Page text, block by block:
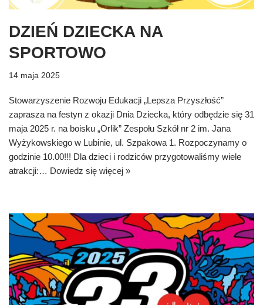
DZIEŃ DZIECKA NA
SPORTOWO
14 maja 2025
Stowarzyszenie Rozwoju Edukacji „Lepsza Przyszłość”
zaprasza na festyn z okazji Dnia Dziecka, który odbędzie się 31
maja 2025 r. na boisku „Orlik” Zespołu Szkół nr 2 im. Jana
Wyżykowskiego w Lubinie, ul. Szpakowa 1. Rozpoczynamy o
godzinie 10.00!!! Dla dzieci i rodziców przygotowaliśmy wiele
atrakcji:… Dowiedz się więcej »